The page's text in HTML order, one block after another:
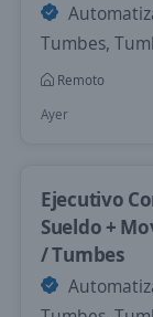
Tumbes,
Remoto
Ayer
Ejecutivo
Sueldo +
/ Tumbes